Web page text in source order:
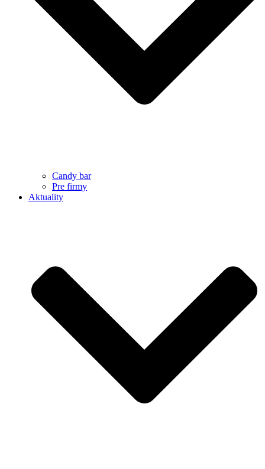
Candy bar
Pre firmy
Aktuality